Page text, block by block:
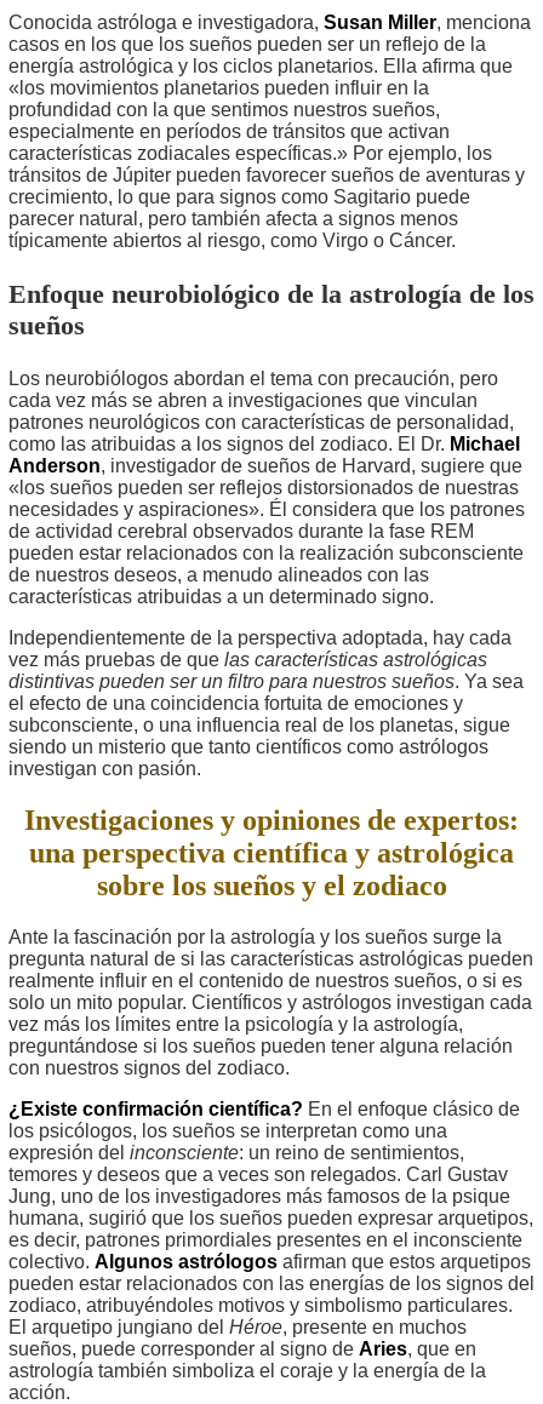
Conocida astróloga e investigadora, Susan Miller, menciona
casos en los que los sueños pueden ser un reflejo de la
energía astrológica y los ciclos planetarios. Ella afirma que
«los movimientos planetarios pueden influir en la
profundidad con la que sentimos nuestros sueños,
especialmente en períodos de tránsitos que activan
características zodiacales específicas.» Por ejemplo, los
tránsitos de Júpiter pueden favorecer sueños de aventuras y
crecimiento, lo que para signos como Sagitario puede
parecer natural, pero también afecta a signos menos
típicamente abiertos al riesgo, como Virgo o Cáncer.
Enfoque neurobiológico de la astrología de los
sueños
Los neurobiólogos abordan el tema con precaución, pero
cada vez más se abren a investigaciones que vinculan
patrones neurológicos con características de personalidad,
como las atribuidas a los signos del zodiaco. El Dr. Michael
Anderson, investigador de sueños de Harvard, sugiere que
«los sueños pueden ser reflejos distorsionados de nuestras
necesidades y aspiraciones». Él considera que los patrones
de actividad cerebral observados durante la fase REM
pueden estar relacionados con la realización subconsciente
de nuestros deseos, a menudo alineados con las
características atribuidas a un determinado signo.
Independientemente de la perspectiva adoptada, hay cada
vez más pruebas de que las características astrológicas
distintivas pueden ser un filtro para nuestros sueños. Ya sea
el efecto de una coincidencia fortuita de emociones y
subconsciente, o una influencia real de los planetas, sigue
siendo un misterio que tanto científicos como astrólogos
investigan con pasión.
Investigaciones y opiniones de expertos:
una perspectiva científica y astrológica
sobre los sueños y el zodiaco
Ante la fascinación por la astrología y los sueños surge la
pregunta natural de si las características astrológicas pueden
realmente influir en el contenido de nuestros sueños, o si es
solo un mito popular. Científicos y astrólogos investigan cada
vez más los límites entre la psicología y la astrología,
preguntándose si los sueños pueden tener alguna relación
con nuestros signos del zodiaco.
¿Existe confirmación científica? En el enfoque clásico de
los psicólogos, los sueños se interpretan como una
expresión del inconsciente: un reino de sentimientos,
temores y deseos que a veces son relegados. Carl Gustav
Jung, uno de los investigadores más famosos de la psique
humana, sugirió que los sueños pueden expresar arquetipos,
es decir, patrones primordiales presentes en el inconsciente
colectivo. Algunos astrólogos afirman que estos arquetipos
pueden estar relacionados con las energías de los signos del
zodiaco, atribuyéndoles motivos y simbolismo particulares.
El arquetipo jungiano del Héroe, presente en muchos
sueños, puede corresponder al signo de Aries, que en
astrología también simboliza el coraje y la energía de la
acción.